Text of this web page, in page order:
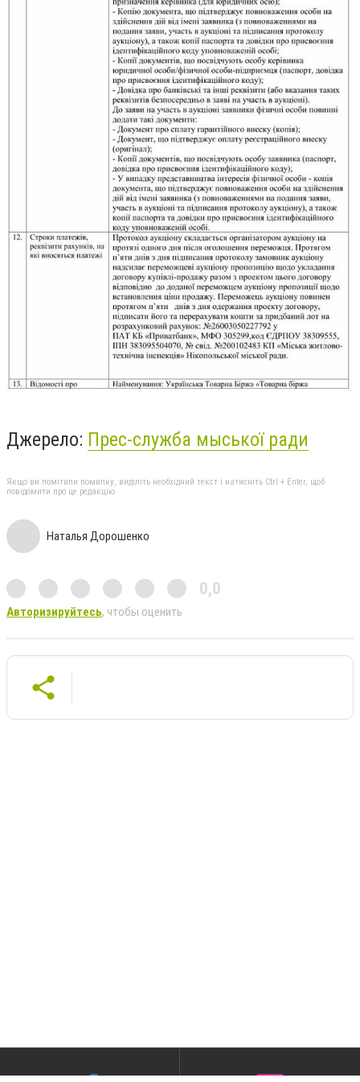
Джерело: Прес-служба мыської ради
Якщо ви помітили помилку, виділіть необхідний текст і натисніть Ctrl + Enter, щоб
повідомити про це редакцію
Наталья Дорошенко
0,0
Авторизируйтесь, чтобы оценить